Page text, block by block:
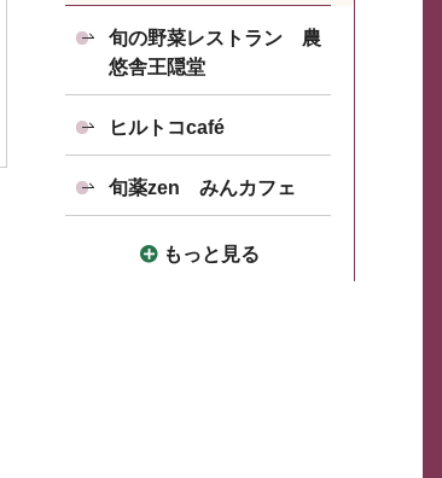
旬の野菜レストラン 農
悠舎王隠堂
ヒルトコcafé
旬薬zen みんカフェ
もっと見る